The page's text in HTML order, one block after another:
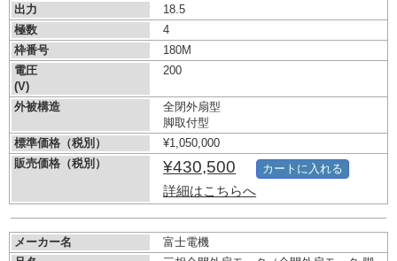
出力
18.5
極数
4
枠番号
180M
電圧
(V)
200
外被構造
全閉外扇型
脚取付型
標準価格（税別）
¥1,050,000
販売価格（税別）
¥430,500
詳細はこちらへ
カートに入れる
メーカー名
富士電機